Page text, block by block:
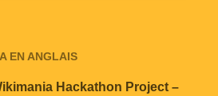
EN ANGLAIS
Hackathon Project –